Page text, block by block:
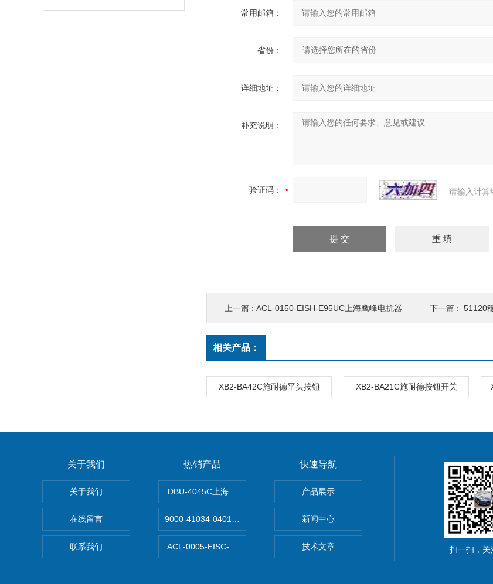
常用邮箱：
省份：
详细地址：
补充说明：
验证码： 请输入计算
上一篇 : ACL-0150-EISH-E95UC上海鹰峰电抗器 下一篇 : 51120
相关产品：
XB2-BA42C施耐德平头按钮 XB2-BA21C施耐德按钮开关
关于我们
关于我们
在线留言
联系我们
热销产品
DBU-4045C上海鹰峰制动单元
9000-41034-0401000穆尔MICO4.4智能电流分配器
ACL-0005-EISC-E2M8C上海鹰峰电抗器
快速导航
产品展示
新闻中心
技术文章 扫一扫，关